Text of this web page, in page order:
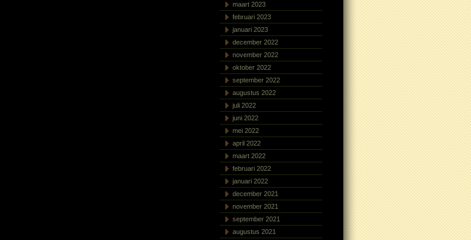
maart 2023
februari 2023
januari 2023
december 2022
november 2022
oktober 2022
september 2022
augustus 2022
juli 2022
juni 2022
mei 2022
april 2022
maart 2022
februari 2022
januari 2022
december 2021
november 2021
september 2021
augustus 2021